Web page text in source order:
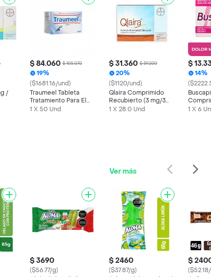
/
$ 84.060 $ 105.070
19%
($1681.16/und)
Traumeel Tableta
Tratamiento Para El
Dolor
1 X 50 Und
$ 31.360 $ 39.200
20%
($1120/und)
Qlaira Comprimido
Recubierto (3 mg/3
mg)
1 X 28.0 Und
$
14%
1 X 6
Ver más
$ 3690
($56.77/g)
$ 2460
($37.87/g)
$